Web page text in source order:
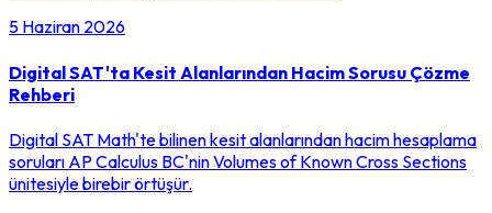
5 Haziran 2026
Digital SAT'ta Kesit Alanlarından Hacim Sorusu Çözme
Rehberi
Digital SAT Math'te bilinen kesit alanlarından hacim hesaplama
soruları AP Calculus BC'nin Volumes of Known Cross Sections
ünitesiyle birebir örtüşür.